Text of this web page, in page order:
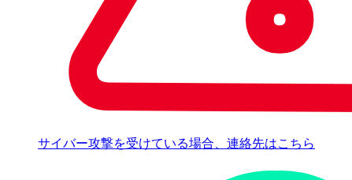
サイバー攻撃を受けている場合、連絡先はこちら